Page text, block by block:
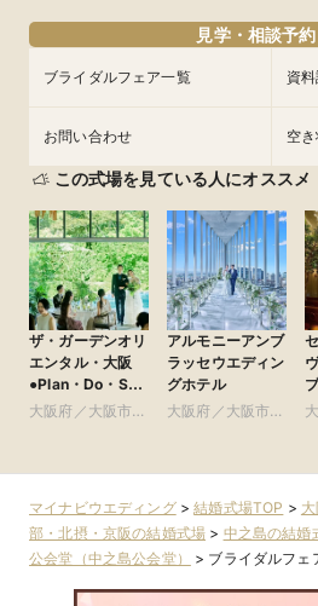
フェアを予約
フェアを予約
フェアを予約
見学・相談予約
ブライダルフェア一覧 資
お問い合わせ 空
この式場を見ている人にオススメ
ザ・ガーデンオリ
エンタル・大阪
●Plan・Do・See
グループ
大阪府／大阪市北
アルモニーアンブ
ラッセウエディン
グホテル
大阪府／大阪市北
マイナビウエディング>結婚式場TOP >
部・北摂・京阪の結婚式場 > 中之島の結婚
公会堂（中之島公会堂）
> ブライダルフェ